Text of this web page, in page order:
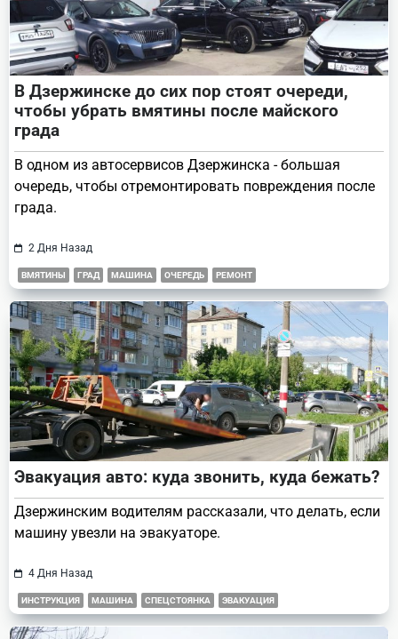
В Дзержинске до сих пор стоят очереди,
чтобы убрать вмятины после майского
града
В одном из автосервисов Дзержинска - большая
очередь, чтобы отремонтировать повреждения после
града.
2 Дня Назад
ВМЯТИНЫ ГРАД МАШИНА ОЧЕРЕДЬ РЕМОНТ
Эвакуация авто: куда звонить, куда бежать?
Дзержинским водителям рассказали, что делать, если
машину увезли на эвакуаторе.
4 Дня Назад
ИНСТРУКЦИЯ МАШИНА СПЕЦСТОЯНКА ЭВАКУАЦИЯ